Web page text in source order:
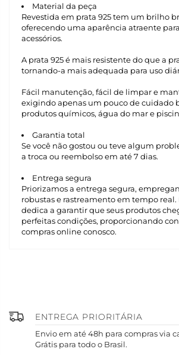
Material da peça
Revestida em prata 925 tem um brilho
oferecendo uma aparência atraente
acessórios.
A prata 925 é mais resistente do que a
tornando-a mais adequada para uso
Fácil manutenção, fácil de limpar e
exigindo apenas um pouco de cuidado
produtos químicos, água do mar e
Garantia total
Se você não gostou ou teve algum
a troca ou reembolso em até 7 dias.
Entrega segura
Priorizamos a entrega segura,
robustas e rastreamento em tempo real.
dedica a garantir que seus produtos
perfeitas condições, proporcionando
compras online conosco.
ENTREGA PRIORITÁRIA
Envio em até 48h para compras via
Grátis para todo o Brasil.